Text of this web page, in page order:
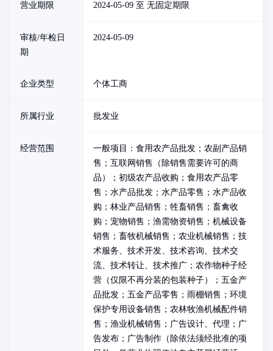
营业期限 2024-05-09 至 无固定期限
审核/年检日
期
2024-05-09
企业类型 个体工商
所属行业 批发业
经营范围
一般项目：食用农产品批发；农副产品销
售；互联网销售（除销售需要许可的商
品）；初级农产品收购；食用农产品零
售；水产品批发；水产品零售；水产品收
购；林业产品销售；牲畜销售；畜禽收
购；宠物销售；渔需物资销售；机械设备
销售；畜牧机械销售；农业机械销售；技
术服务、技术开发、技术咨询、技术交
流、技术转让、技术推广；农作物种子经
营（仅限不再分装的包装种子）；五金产
品批发；五金产品零售；雨棚销售；环境
保护专用设备销售；农林牧渔机械配件销
售；渔业机械销售；广告设计、代理；广
告发布；广告制作（除依法须经批准的项